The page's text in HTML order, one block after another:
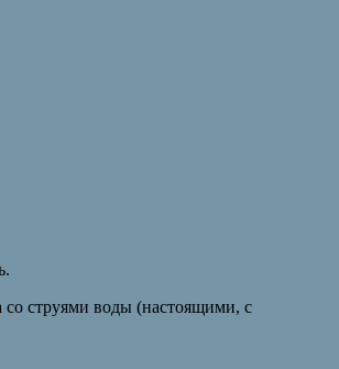
со струями воды (настоящими, с